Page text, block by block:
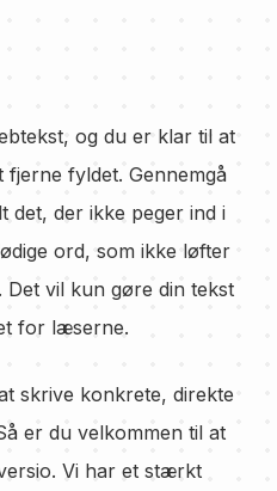
og du er klar til at
fyldet. Gennemgå
det, der ikke peger ind i
ord, som ikke løfter
vil kun gøre din tekst
for læserne.
skrive konkrete, direkte
er du velkommen til at
Vi har et stærkt